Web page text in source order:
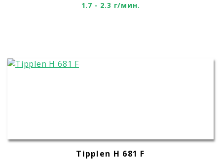
1.7 - 2.3 г/мин.
Tipplen H 681 F